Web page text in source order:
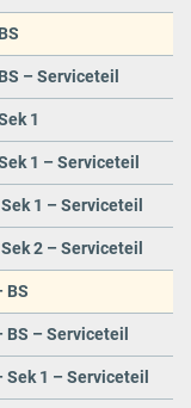
– Serviceteil
1
1 – Serviceteil
1 – Serviceteil
2 – Serviceteil
BS
– Serviceteil
1 – Serviceteil